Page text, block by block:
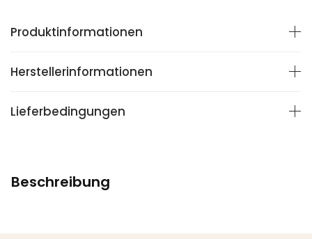
Produktinformationen
Herstellerinformationen
Lieferbedingungen
Beschreibung